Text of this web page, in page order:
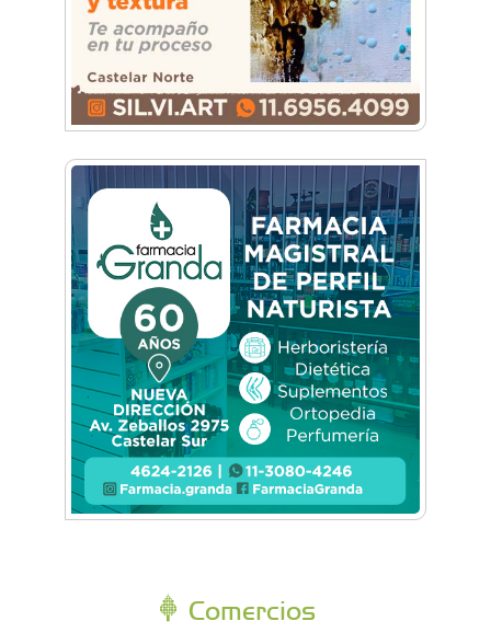
Comercios